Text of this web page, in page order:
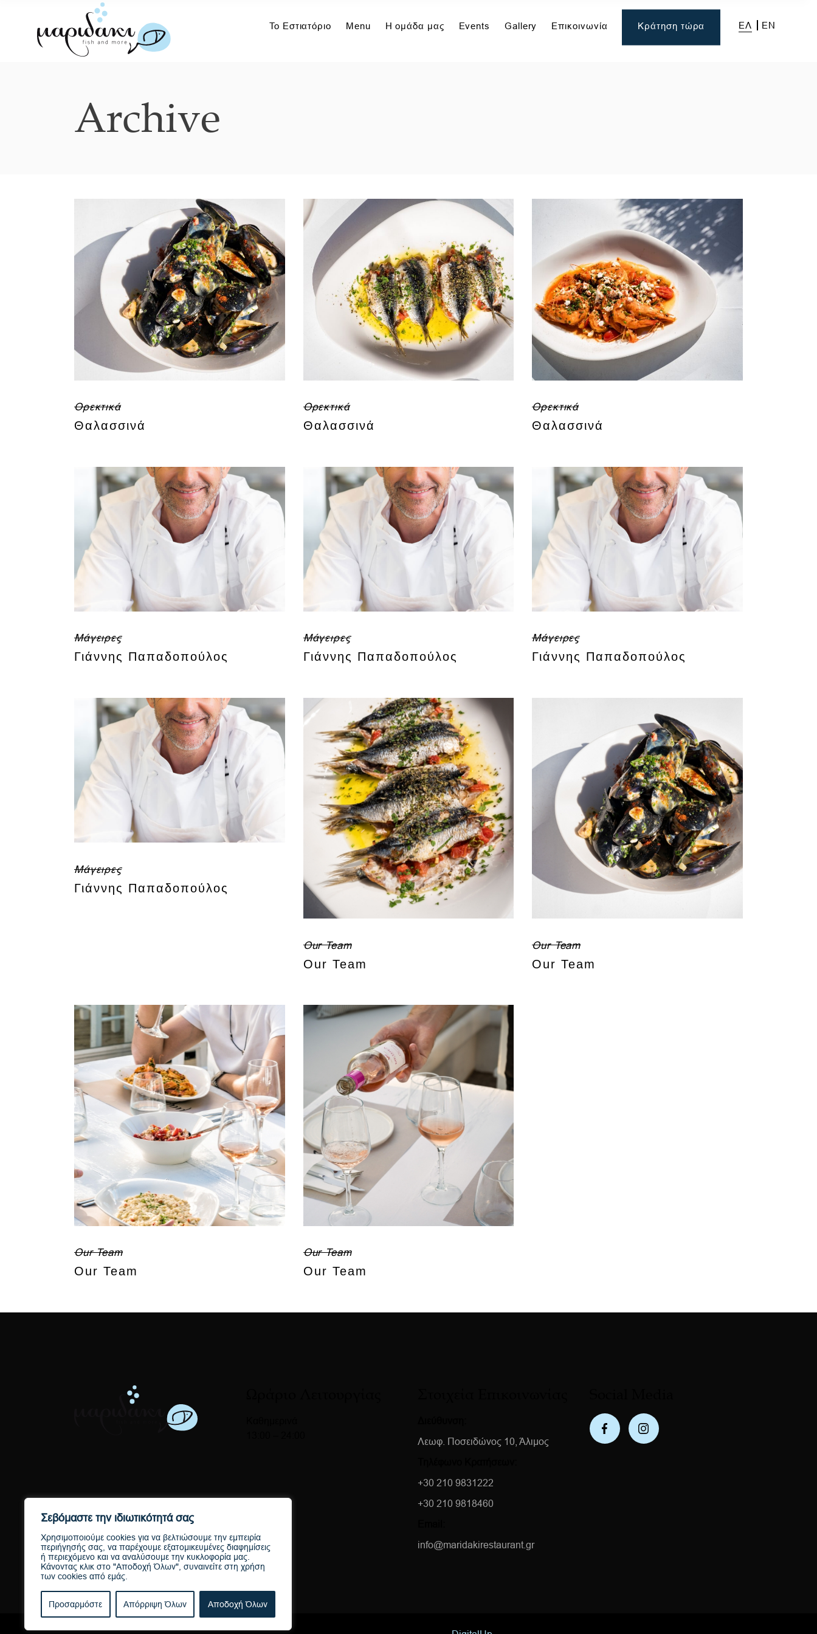
Σεβόμαστε την ιδιωτικότητά σας
Χρησιμοποιούμε cookies για να βελτιώσουμε την εμπειρία
περιήγησής σας, να παρέχουμε εξατομικευμένες διαφημίσεις
ή περιεχόμενο και να αναλύσουμε την κυκλοφορία μας.
Κάνοντας κλικ στο "Αποδοχή Όλων", συναινείτε στη χρήση
των cookies από εμάς.
Προσαρμόστε Απόρριψη Όλων Αποδοχή Όλων
Το Εστιατόριο Menu Η ομάδα μας Events Gallery Επικοινωνία Κράτηση τώρα ΕΛ EN
Archive
Ορεκτικά
Θαλασσινά
Ορεκτικά
Θαλασσινά
Ορεκτικά
Θαλασσινά
Μάγειρες
Γιάννης Παπαδοπούλος
Μάγειρες
Γιάννης Παπαδοπούλος
Μάγειρες
Γιάννης Παπαδοπούλος
Μάγειρες
Γιάννης Παπαδοπούλος
Our Team
Our Team
Our Team
Our Team
Our Team
Our Team
Our Team
Our Team
Λεωφ. Ποσειδώνος 10, Άλιμος
+30 210 9831222
+30 210 9818460
info@maridakirestaurant.gr